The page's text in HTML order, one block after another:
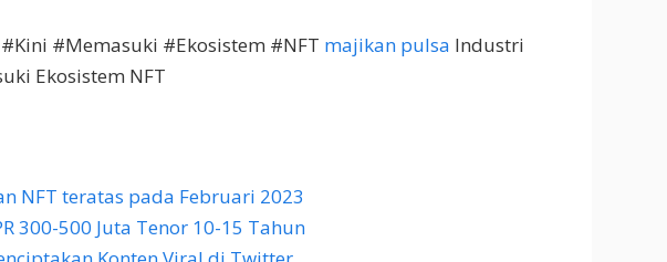
#Memasuki #Ekosistem #NFT majikan pulsa Industri
Ekosistem NFT
NFT teratas pada Februari 2023
300-500 Juta Tenor 10-15 Tahun